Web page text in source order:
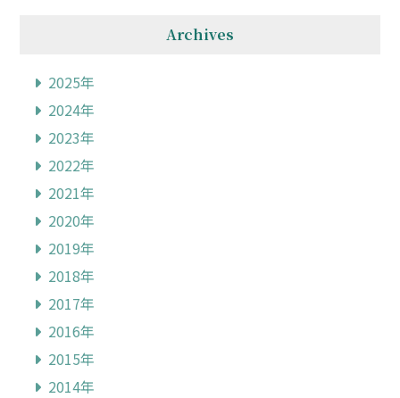
Archives
2025年
2024年
2023年
2022年
2021年
2020年
2019年
2018年
2017年
2016年
2015年
2014年